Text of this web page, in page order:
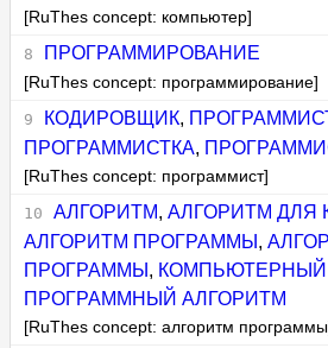
[RuThes concept: компьютер]
ПРОГРАММИРОВАНИЕ
[RuThes concept: программирование]
КОДИРОВЩИК,
ПРОГРАММИСТКА,
[RuThes concept: программист]
АЛГОРИТМ, АЛГОРИТМ ДЛЯ
АЛГОРИТМ ПРОГРАММЫ ,
ПРОГРАММЫ , КОМПЬЮТЕРНЫЙ
ПРОГРАММНЫЙ АЛГОРИТМ
[RuThes concept: алгоритм